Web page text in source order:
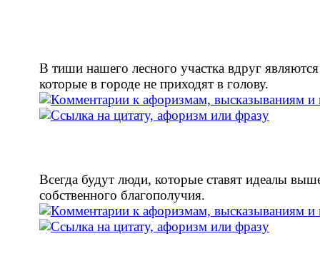
В тиши нашего лесного участка вдруг
которые в городе не приходят в голову.
Всегда будут люди, которые ставят идеалы
собственного благополучия.